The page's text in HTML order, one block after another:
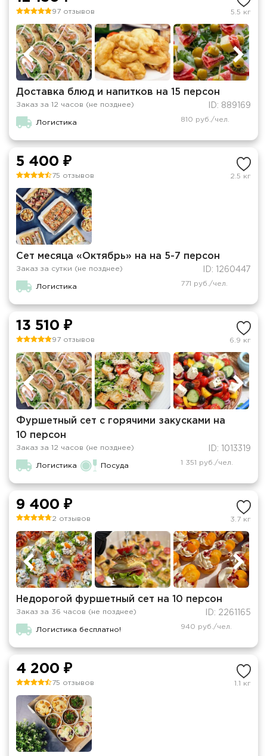
97 отзывов 5.5 кг
Доставка блюд и напитков на 15 персон
Заказ за 12 часов (не позднее) ID: 889169
Логистика 810 руб./чел.
5 400 ₽
75 отзывов 2.5 кг
Сет месяца «Октябрь» на на 5-7 персон
Заказ за сутки (не позднее) ID: 1260447
Логистика 771 руб./чел.
13 510 ₽
97 отзывов 6.9 кг
Фуршетный сет с горячими закусками на
10 персон
Заказ за 12 часов (не позднее) ID: 1013319
Логистика Посуда 1 351 руб./чел.
9 400 ₽
2 отзывов 3.7 кг
Недорогой фуршетный сет на 10 персон
Заказ за 36 часов (не позднее) ID: 2261165
Логистика бесплатно! 940 руб./чел.
4 200 ₽
75 отзывов 1.1 кг